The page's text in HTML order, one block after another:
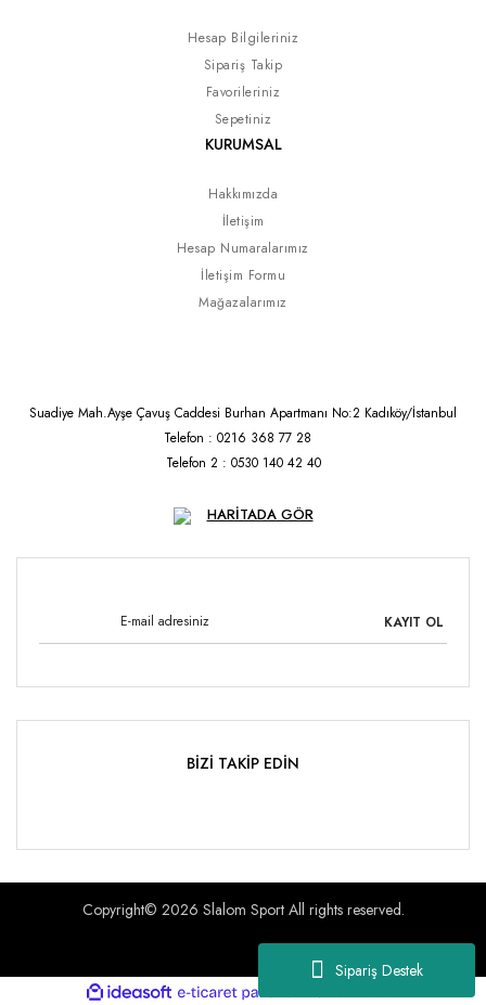
Sipariş Destek
Hesap Bilgileriniz
Sipariş Takip
Favorileriniz
Sepetiniz
KURUMSAL
Hakkımızda
İletişim
Hesap Numaralarımız
İletişim Formu
Mağazalarımız
Suadiye Mah.Ayşe Çavuş Caddesi Burhan Apartmanı No:2 Kadıköy/İstanbul
Telefon : 0216 368 77 28
Telefon 2 : 0530 140 42 40
HARİTADA GÖR
KAYIT OL
BİZİ TAKİP EDİN
Copyright© 2026 Slalom Sport All rights reserved.
ideasoft